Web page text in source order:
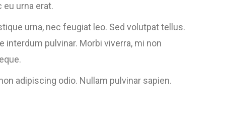
eu urna erat.
urna, nec feugiat leo. Sed volutpat tellus.
interdum pulvinar. Morbi viverra, mi non
adipiscing odio. Nullam pulvinar sapien.